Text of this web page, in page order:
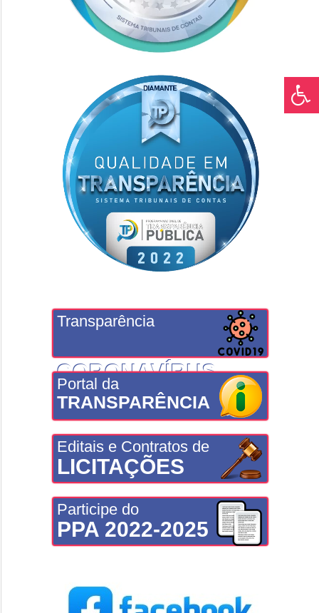
Transparência
CORONAVÍRUS
Portal da
TRANSPARÊNCIA
Editais e Contratos de
LICITAÇÕES
Participe do
PPA 2022-2025